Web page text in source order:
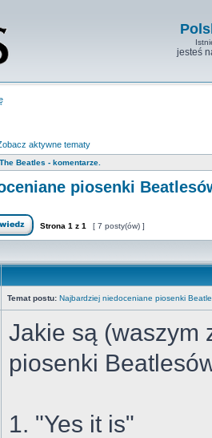
jesteś
aktywne tematy
The Beatles - komentarze.
piosenki
Strona 1 z 1 [ 7 posty(ów) ]
Temat postu: Najbardziej niedoceniane piosenki
Jakie są (waszym
piosenki
1. "Yes it is"